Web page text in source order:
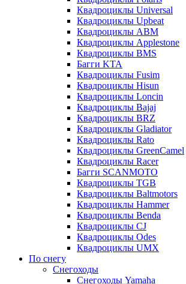
Квадроциклы Universal
Квадроциклы Upbeat
Квадроциклы ABM
Квадроциклы Applestone
Квадроциклы BMS
Багги KTA
Квадроциклы Fusim
Квадроциклы Hisun
Квадроциклы Loncin
Квадроциклы Bajaj
Квадроциклы BRZ
Квадроциклы Gladiator
Квадроциклы Rato
Квадроциклы GreenCamel
Квадроциклы Racer
Багги SCANMOTO
Квадроциклы TGB
Квадроциклы Baltmotors
Квадроциклы Hammer
Квадроциклы Benda
Квадроциклы CJ
Квадроциклы Odes
Квадроциклы UMX
По снегу
Снегоходы
Снегоходы Yamaha